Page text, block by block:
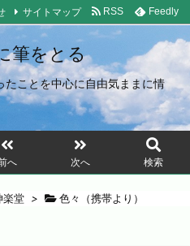
筆をとる
ことを中心に自由気ままに情
へ 次へ 検索
サイトマップ RSS Feedly
楽堂 > 色々（携帯より）